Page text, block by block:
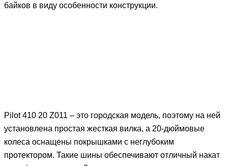
байков в виду особенности конструкции.
Pilot 410 20 Z011 – это городская модель, поэтому на ней
установлена простая жесткая вилка, а 20-дюймовые
колеса оснащены покрышками с неглубоким
протектором. Такие шины обеспечивают отличный накат